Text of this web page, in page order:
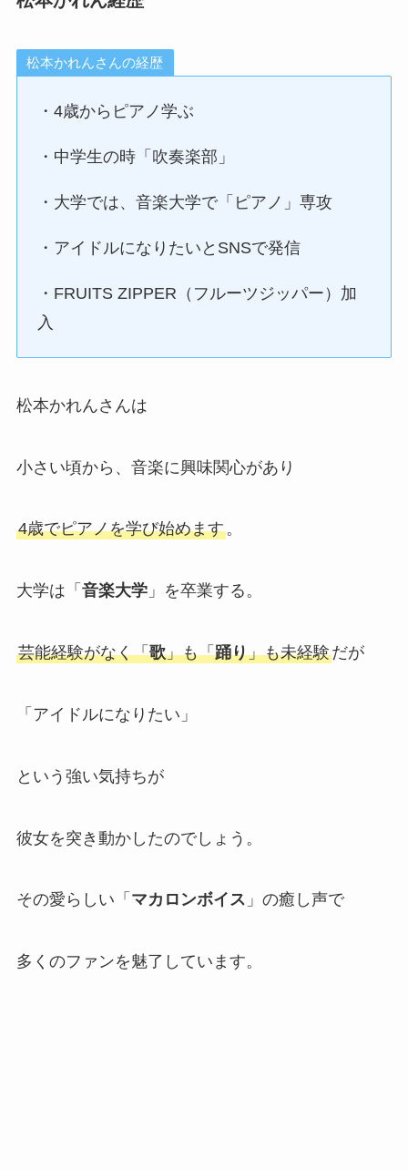
松本かれんさんの経歴
・4歳からピアノ学ぶ
・中学生の時「吹奏楽部」
・大学では、音楽大学で「ピアノ」専攻
・アイドルになりたいとSNSで発信
・FRUITS ZIPPER（フルーツジッパー）加
入
松本かれんさんは
小さい頃から、音楽に興味関心があり
4歳でピアノを学び始めます。
大学は「 音楽大学」を卒業する。
芸能経験がなく「歌」も「踊り」も未経験だが
「アイドルになりたい」
という強い気持ちが
彼女を突き動かしたのでしょう。
その愛らしい「 マカロンボイス 」の癒し声で
多くのファンを魅了しています。